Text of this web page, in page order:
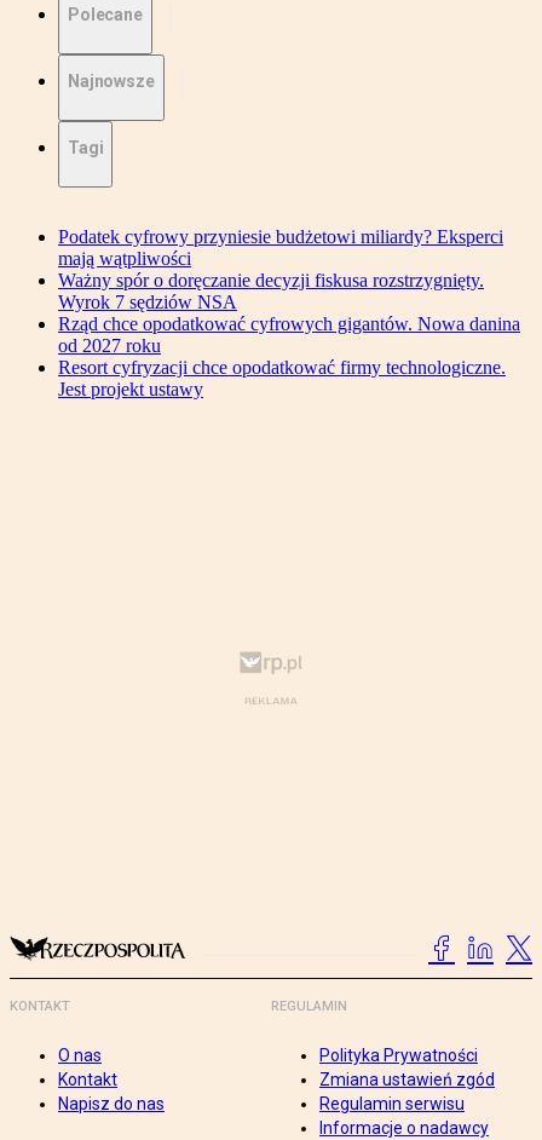
Polecane
Najnowsze
Tagi
Podatek cyfrowy przyniesie budżetowi miliardy? Eksperci
mają wątpliwości
Ważny spór o doręczanie decyzji fiskusa rozstrzygnięty.
Wyrok 7 sędziów NSA
Rząd chce opodatkować cyfrowych gigantów. Nowa danina
od 2027 roku
Resort cyfryzacji chce opodatkować firmy technologiczne.
Jest projekt ustawy
KONTAKT
O nas
Kontakt
Napisz do nas
REGULAMIN
Polityka Prywatności
Zmiana ustawień zgód
Regulamin serwisu
Informacje o nadawcy